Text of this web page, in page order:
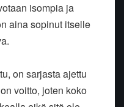
isompia ja
aina sopinut itselle
on sarjasta ajettu
voitto, joten koko